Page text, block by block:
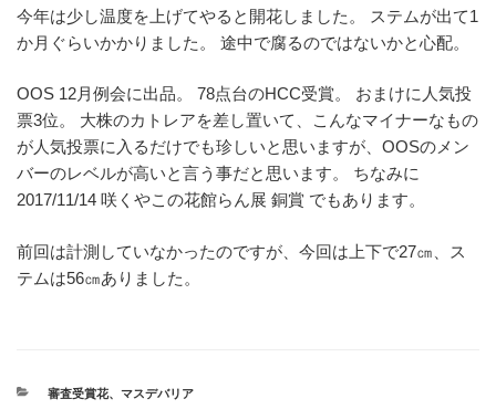
今年は少し温度を上げてやると開花しました。 ステムが出て1
か月ぐらいかかりました。 途中で腐るのではないかと心配。
OOS 12月例会に出品。 78点台のHCC受賞。 おまけに人気投
票3位。 大株のカトレアを差し置いて、こんなマイナーなもの
が人気投票に入るだけでも珍しいと思いますが、OOSのメン
バーのレベルが高いと言う事だと思います。 ちなみに
2017/11/14 咲くやこの花館らん展 銅賞 でもあります。
前回は計測していなかったのですが、今回は上下で27㎝、ス
テムは56㎝ありました。
カ
審査受賞花、 マスデバリア